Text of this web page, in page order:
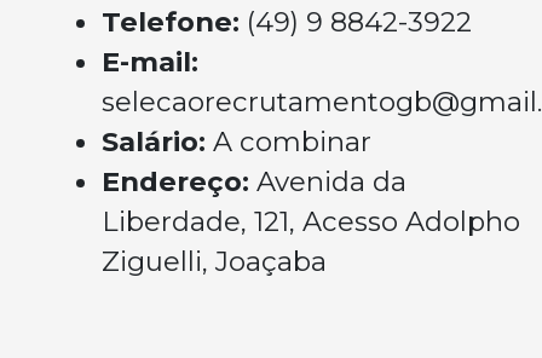
Telefone: (49) 9 8842-3922
E-mail:
Salário: A combinar
Endereço: Avenida da
Liberdade, 121, Acesso Adolpho
Ziguelli, Joaçaba